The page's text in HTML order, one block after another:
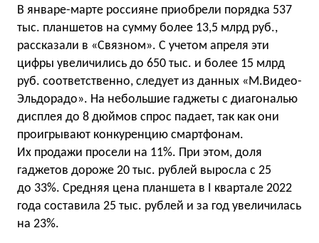
В январе-марте россияне приобрели порядка 537
тыс. планшетов на сумму более 13,5 млрд руб.,
рассказали в «Связном». С учетом апреля эти
цифры увеличились до 650 тыс. и более 15 млрд
руб. соответственно, следует из данных «М.Видео-
Эльдорадо». На небольшие гаджеты с диагональю
дисплея до 8 дюймов спрос падает, так как они
проигрывают конкуренцию смартфонам.
Их продажи просели на 11%. При этом, доля
гаджетов дороже 20 тыс. рублей выросла с 25
до 33%. Средняя цена планшета в I квартале 2022
года составила 25 тыс. рублей и за год увеличилась
на 23%.